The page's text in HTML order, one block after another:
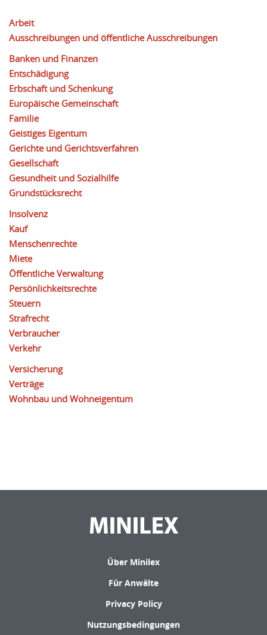
Arbeit
Ausschreibungen und öffentliche Ausschreibungen
Banken und Finanzen
Entschädigung
Erbschaft und Schenkung
Europäische Gemeinschaft
Familie
Geistiges Eigentum
Gerichte und Gerichtsverfahren
Gesellschaft
Gesundheit und Sozialhilfe
Grundstücksrecht
Insolvenz
Kauf
Menschenrechte
Miete
Öffentliche Verwaltung
Persönlichkeitsrechte
Steuern
Strafrecht
Verbraucher
Verkehr
Versicherung
Verträge
Wohnbau und Wohneigentum
Über Minilex
Für Anwälte
Privacy Policy
Nutzungsbedingungen